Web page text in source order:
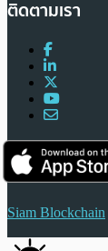
ติดตามเรา
Siam Blockchain